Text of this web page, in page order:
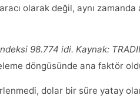
olarak değil, aynı
98.774 idi. Kaynak:
döngüsünde ana faktör
dolar bir süre yatay